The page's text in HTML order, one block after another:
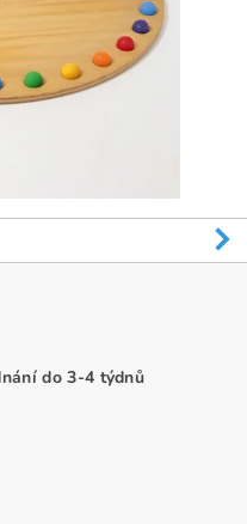
do 3-4 týdnů